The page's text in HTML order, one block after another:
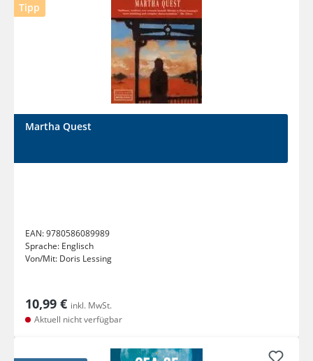
Tipp
Martha Quest
EAN:9780586089989
Sprache: Englisch
Von/Mit: Doris Lessing
10,99 € inkl. MwSt.
Aktuell nicht verfügbar